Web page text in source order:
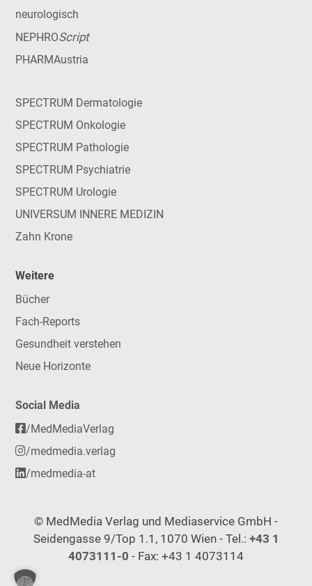
neurologisch
NEPHROScript
PHARMAustria
SPECTRUM Dermatologie
SPECTRUM Onkologie
SPECTRUM Pathologie
SPECTRUM Psychiatrie
SPECTRUM Urologie
UNIVERSUM INNERE MEDIZIN
Zahn Krone
Weitere
Bücher
Fach-Reports
Gesundheit verstehen
Neue Horizonte
Social Media
/MedMediaVerlag
/medmedia.verlag
/medmedia-at
© MedMedia Verlag und Mediaservice GmbH -
Seidengasse 9/Top 1.1, 1070 Wien - Tel.: +43 1
4073111-0 - Fax: +43 1 4073114